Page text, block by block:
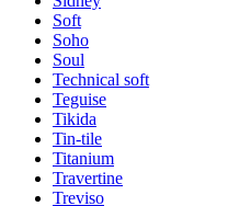
Soft
Soho
Soul
Technical soft
Teguise
Tikida
Tin-tile
Titanium
Travertine
Treviso